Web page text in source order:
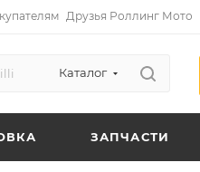
Друзья Роллинг Мото
Каталог
ЗАПЧАСТИ